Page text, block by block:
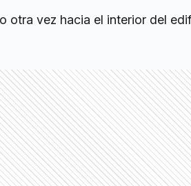
otra vez hacia el interior del